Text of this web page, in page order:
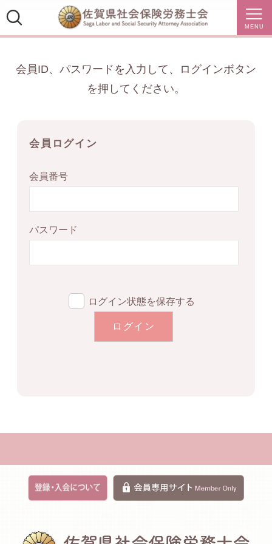
MENU
会員ID、パスワードを入力して、ログインボタン
を押してください。
会員ログイン
会員番号
パスワード
ログイン状態を保存する